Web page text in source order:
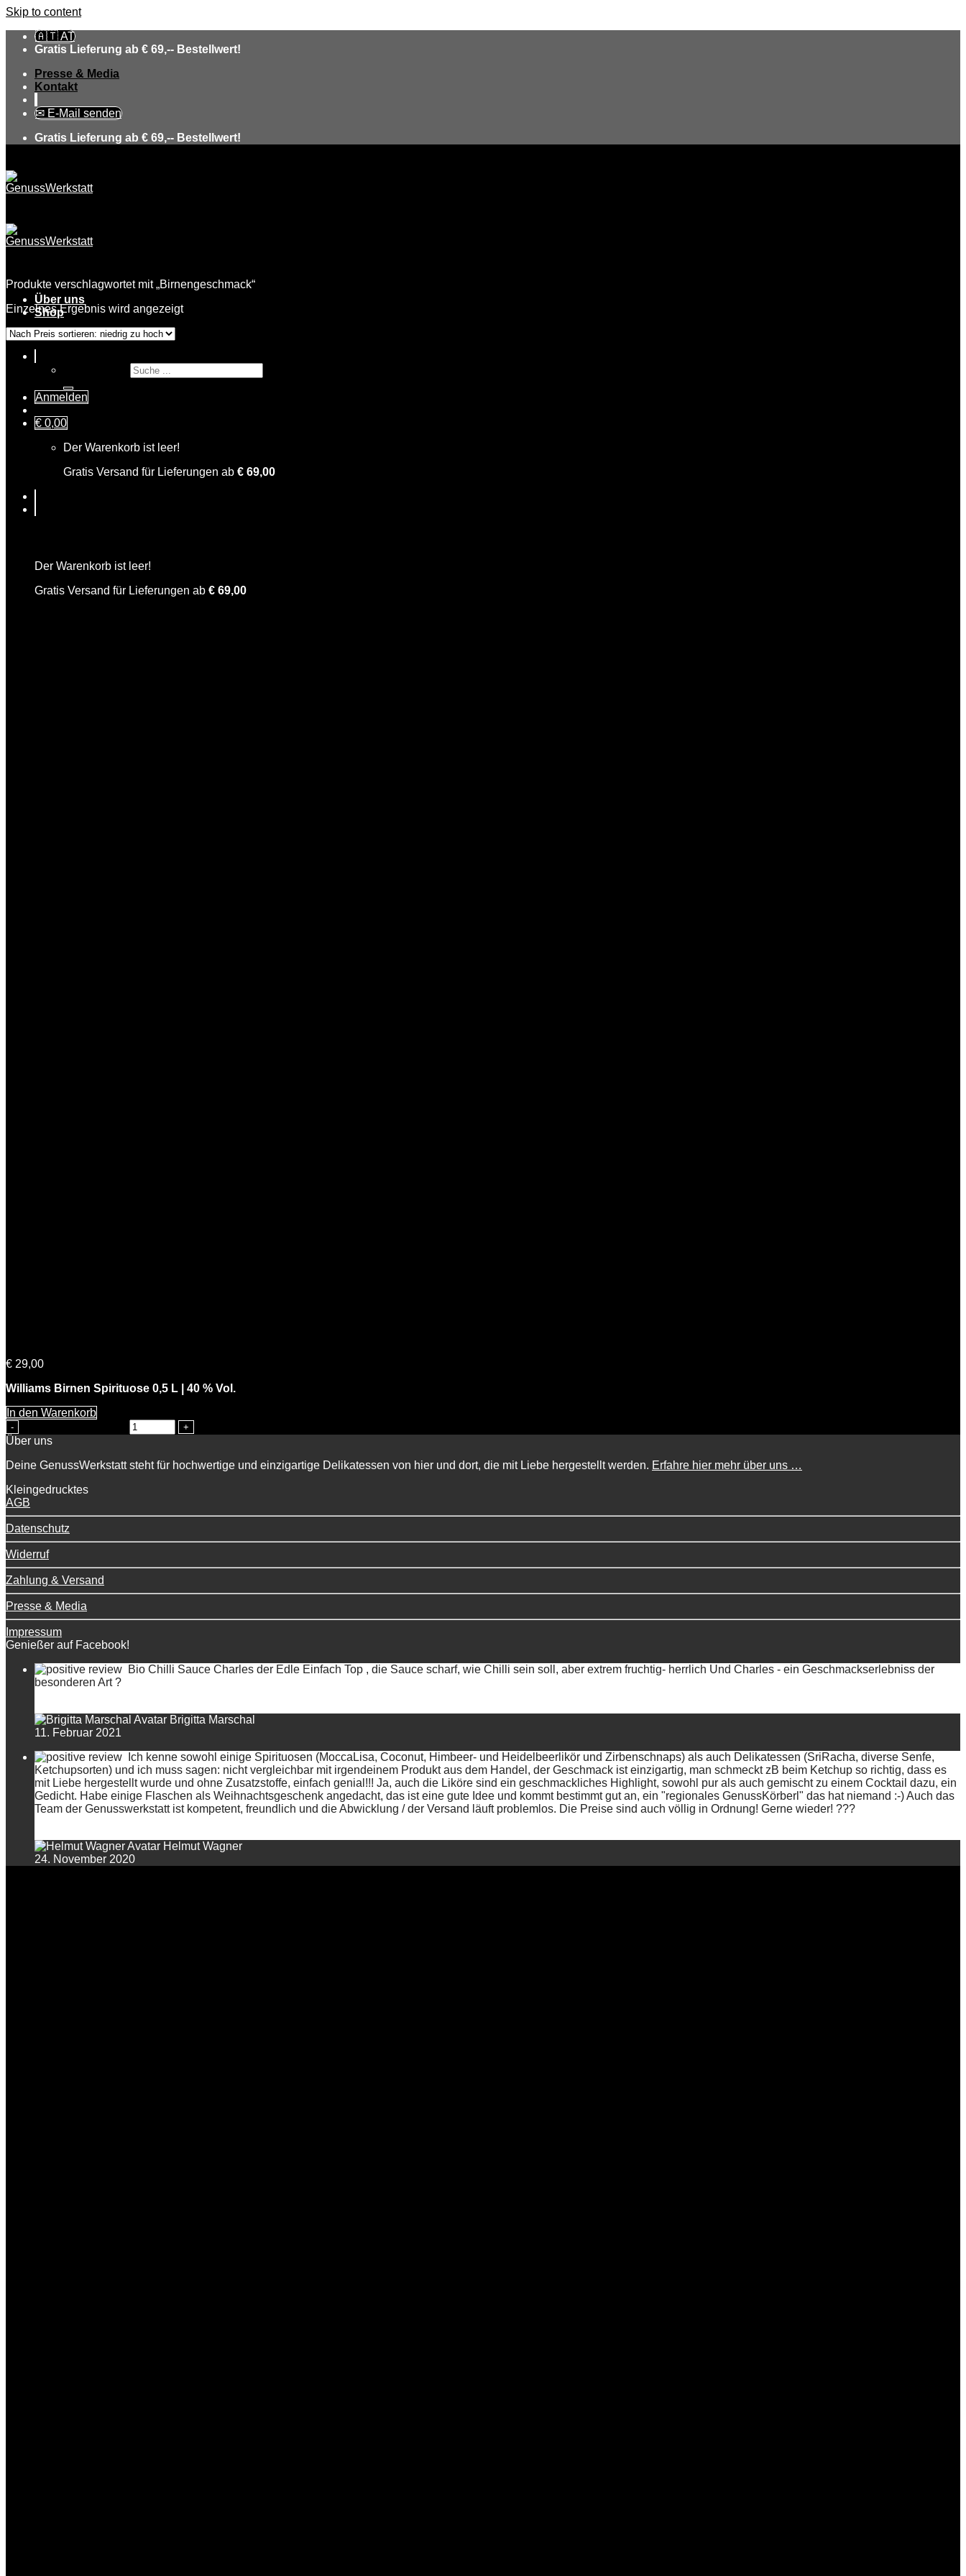
Skip to content
🇦🇹 AT
Gratis Lieferung ab € 69,-- Bestellwert!
Presse & Media
Kontakt
✉ E-Mail senden
Gratis Lieferung ab € 69,-- Bestellwert!
Über uns
Shop
Anmelden
€ 0,00
Der Warenkorb ist leer!
Gratis Versand für Lieferungen ab € 69,00
Der Warenkorb ist leer!
Gratis Versand für Lieferungen ab € 69,00
Produkte verschlagwortet mit „Birnengeschmack“
Einzelnes Ergebnis wird angezeigt
€ 29,00
Williams Birnen Spirituose 0,5 L | 40 % Vol.
In den Warenkorb
Über uns
Deine GenussWerkstatt steht für hochwertige und einzigartige Delikatessen von hier und dort, die mit Liebe hergestellt werden. Erfahre hier mehr über uns …
Kleingedrucktes
AGB
Datenschutz
Widerruf
Zahlung & Versand
Presse & Media
Impressum
Genießer auf Facebook!
Bio Chilli Sauce Charles der Edle Einfach Top , die Sauce scharf, wie Chilli sein soll, aber extrem fruchtig- herrlich Und Charles - ein Geschmackserlebniss der
besonderen Art ?
Brigitta Marschal
11. Februar 2021
Ich kenne sowohl einige Spirituosen (MoccaLisa, Coconut, Himbeer- und Heidelbeerlikör und Zirbenschnaps) als auch Delikatessen (SriRacha, diverse Senfe,
Ketchupsorten) und ich muss sagen: nicht vergleichbar mit irgendeinem Produkt aus dem Handel, der Geschmack ist einzigartig, man schmeckt zB beim Ketchup so richtig, dass es
mit Liebe hergestellt wurde und ohne Zusatzstoffe, einfach genial!!! Ja, auch die Liköre sind ein geschmackliches Highlight, sowohl pur als auch gemischt zu einem Cocktail dazu, ein
Gedicht. Habe einige Flaschen als Weihnachtsgeschenk angedacht, das ist eine gute Idee und kommt bestimmt gut an, ein "regionales GenussKörberl" das hat niemand :-) Auch das
Team der Genusswerkstatt ist kompetent, freundlich und die Abwicklung / der Versand läuft problemlos. Die Preise sind auch völlig in Ordnung! Gerne wieder! ???
Helmut Wagner
24. November 2020